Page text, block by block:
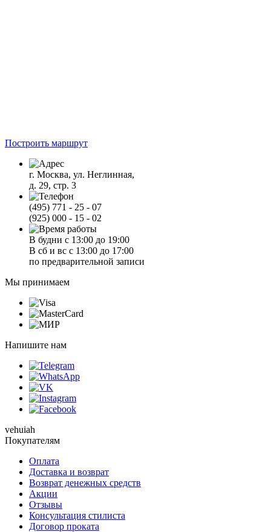
Построить маршрут
г. Москва, ул. Неглинная,
д. 29, стр. 3
(495) 771 - 25 - 07
(925) 000 - 15 - 02
В будни с 13:00 до 19:00
В сб и вс с 13:00 до 17:00
по предварительной записи
Мы принимаем
Напишите нам
vehuiah
Покупателям
Оплата
Доставка и возврат
Возврат денежных средств
Акции
Отзывы
Консультация стилиста
Договор проката